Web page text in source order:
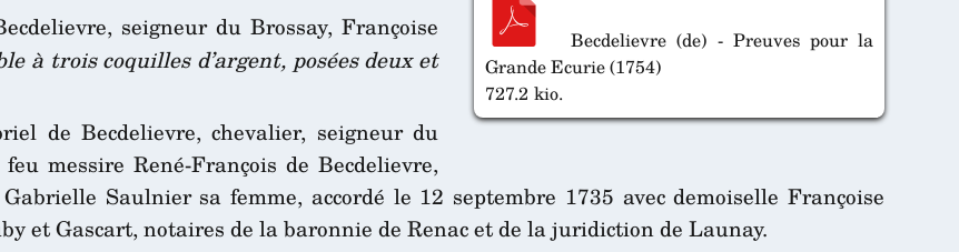
Becdelievre (de) - Preuves pour la
Grande Ecurie (1754)
727.2 kio.
seigneur du Brossay, Françoise
à trois coquilles d’argent, posées deux et
de Becdelievre, chevalier, seigneur du
messire René-François de Becdelievre,
Saulnier sa femme, accordé le 12 septembre 1735 avec demoiselle Françoise
et Gascart, notaires de la baronnie de Renac et de la juridiction de Launay.